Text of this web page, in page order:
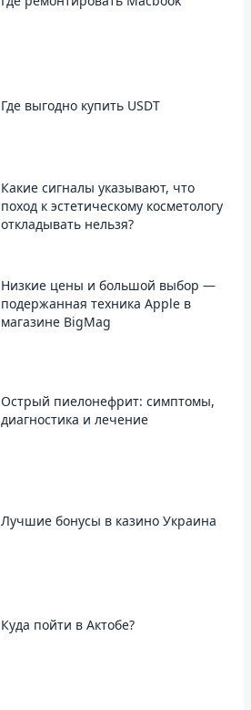
Где выгодно купить USDT
Какие сигналы указывают, что
поход к эстетическому косметологу
откладывать нельзя?
Низкие цены и большой выбор —
подержанная техника Apple в
магазине BigMag
Острый пиелонефрит: симптомы,
диагностика и лечение
Лучшие бонусы в казино Украина
Куда пойти в Актобе?